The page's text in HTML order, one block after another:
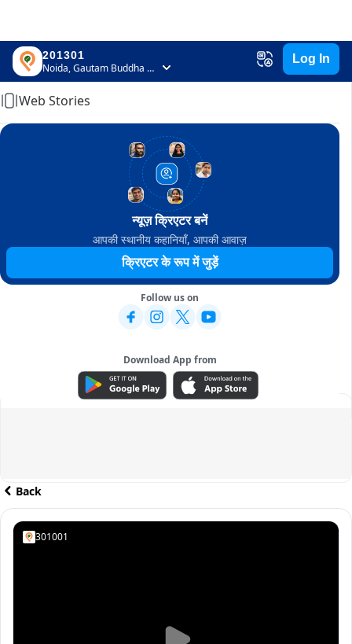
201301
Noida, Gautam Buddha Nagar, Uttar Pradesh
Log In
Home
Web Stories
न्यूज़ क्रिएटर बनें
आपकी स्थानीय कहानियाँ, आपकी आवाज़
क्रिएटर के रूप में जुड़ें
Follow us on
Download App from
ADVERTISEMENT
Back
301001